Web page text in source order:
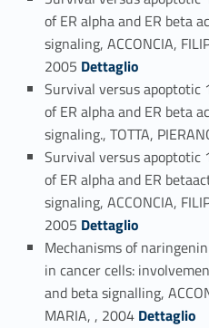
of ER alpha and ER beta
signaling, ACCONCIA,
2005 Link identifier #identifier_person_76436-105
Dettaglio
Survival versus
of ER alpha and ER beta
signaling., TOTTA,
Survival versus
of ER alpha and ER
signaling, ACCONCIA,
2005 Link identifier #identifier_person_22-107
Dettaglio
Mechanisms of
in cancer cells:
and beta signalling,
MARIA, , 2004 Link identifier #identifier_person_90464-108
Dettaglio